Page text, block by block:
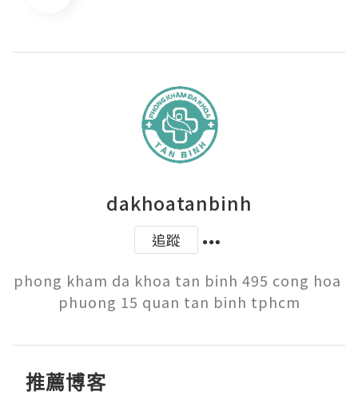
dakhoatanbinh
追蹤
phong kham da khoa tan binh 495 cong hoa
phuong 15 quan tan binh tphcm
推薦博客